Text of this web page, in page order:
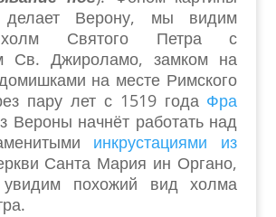
делает Верону, мы видим
Святого Петра с
Св. Джироламо, замком на
на месте Римского
пару лет с 1519 года Фра
Вероны начнёт работать над
инкрустациями из
Санта Мария ин Органо,
похожий вид холма